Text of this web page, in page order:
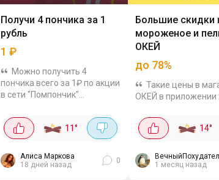
Получи 4 пончика за 1
рубль
1 ₽
Можно получить 4
пончика всего за 1₽ по акции
в сети "Помпончик"
приложении Т2 заходим в
раздел «Больше» - «Еда»
(Купон можно получить в...
11°
Алиса Маркова
18 дней назад
0
Большие скидки
мороженое и
ОКЕЙ
до 78%
Такие цены в
ОКЕЙ в приложении
адресу. Ниже
выгодных товаров,
14°
1 месяц назад